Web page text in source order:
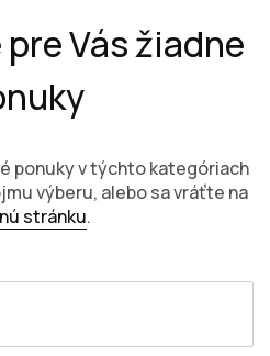
Vás žiadne
ponuky v týchto kategóriach
výberu, alebo sa vráťte na
stránku.